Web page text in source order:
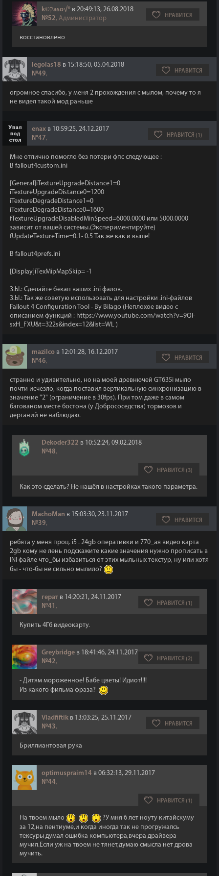
k©קaso√® в 20:49:13, 26.08.2018
№52, Администратор НРАВИТСЯ
восстановлено
legolas18 в 15:18:50, 05.04.2018
№49, НРАВИТСЯ
огромное спасибо, у меня 2 прохождения с мылом, почему то я
не видел такой мод раньше
enax в 10:59:25, 24.12.2017
№47, НРАВИТСЯ (1)
Мне отлично помогло без потери фпс следующее :
В fallout4custom.ini
[General]iTextureUpgradeDistance1=0
iTextureUpgradeDistance0=1200
iTextureDegradeDistance1=0
iTextureDegradeDistance0=1600
fTextureUpgradeDisabledMinSpeed=6000.0000 или 5000.0000
зависит от вашей системы.(Экспериментируйте)
fUpdateTextureTime=0.1- 0.5 Так же как и выше!
В fallout4prefs.ini
[Display]iTexMipMapSkip= -1
З.Ы.: Сделайте бэкап ваших .ini фалов.
З.Ы.: Так же советую использовать для настройки .ini-файлов
Fallout 4 Configuration Tool - By Bilago (Неплохое видео с
описанием функций : https://www.youtube.com/watch?v=9Ql-
sxH_FXU&t=322s&index=12&list=WL )
mazilco в 12:01:28, 16.12.2017
№46, НРАВИТСЯ
странно и удивительно, но на моей древнючей GT635i мыло
почти исчезло, когда поставил вертикальную синхронизацию в
значение "2" (ограничение в 30fps). При том даже в самом
багованом месте бостона (у Добрососедства) тормозов и
дерганий не наблюдаю.
Dekoder322 в 10:52:24, 09.02.2018
№48,
НРАВИТСЯ (3)
Как это сделать? Не нашёл в настройках такого параметра.
MachoMan в 15:03:30, 23.11.2017
№39, НРАВИТСЯ
ребята у меня проц. i5 . 24gb оперативки и 770_ая видео карта
2gb кому не лень подскажите какие значения нужно прописать в
INI файле что_бы избавиться от этих мыльных текстур, ну или хотя
бы - что-бы не сильно мылило?
герат в 14:20:21, 24.11.2017
№41 , НРАВИТСЯ (1)
Купить 4Гб видеокарту.
Greybridge в 18:41:46, 24.11.2017
№42, НРАВИТСЯ (2)
- Дитям мороженное! Бабе цветы! Идиот!!!!
Из какого фильма фраза?
Vladfiftik в 13:03:25, 25.11.2017
№43, НРАВИТСЯ
Бриллиантовая рука
optimuspraim14 в 06:32:13, 29.11.2017
№44,
НРАВИТСЯ (1)
На твоем мыло
?У мня 6 лет ноуту китайскуму
за 12,на пентиуме,и когда иногда так не прогружалсь
тексуры думал ошибка компьютера,вчера драйвера
мучил.Если уж на твоем не тянет,думаю смысла нет дрова
мучить.